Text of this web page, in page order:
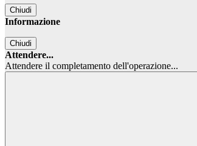
Chiudi
Informazione
Chiudi
Attendere...
Attendere il completamento dell'operazione...